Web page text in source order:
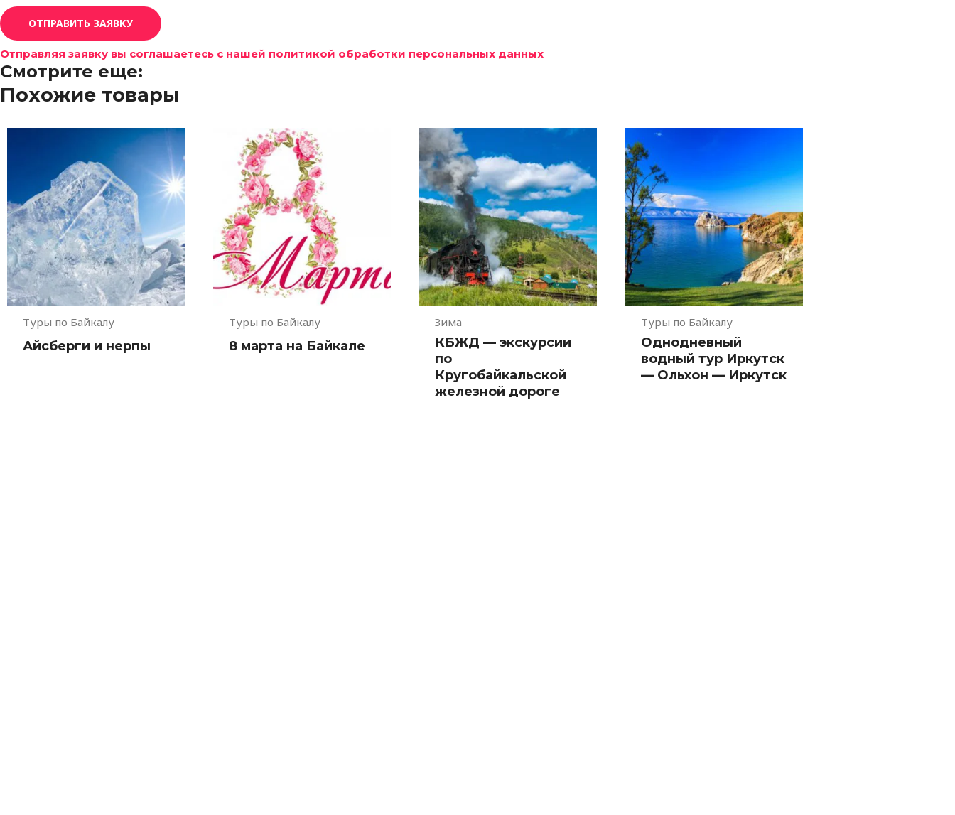
ОТПРАВИТЬ ЗАЯВКУ
Отправляя заявку вы соглашаетесь с нашей политикой обработки персональных данных
Смотрите еще:
Похожие товары
Туры по Байкалу
Айсберги и нерпы
Туры по Байкалу
8 марта на Байкале
Зима
КБЖД — экскурсии
по
Кругобайкальской
железной дороге
Туры по Байкалу
Однодневный
водный тур Иркутск
— Ольхон — Иркутск